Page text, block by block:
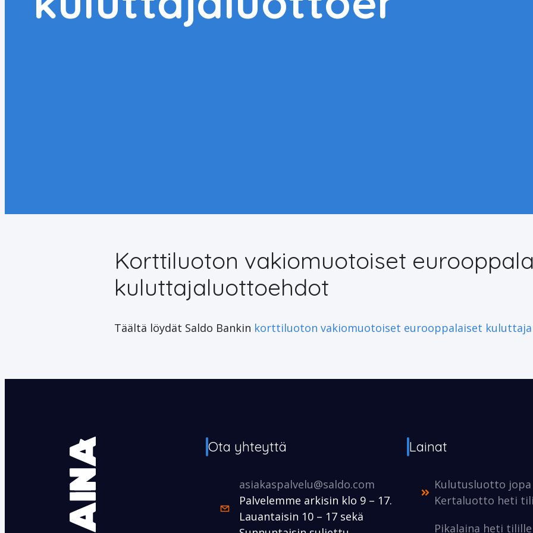
Korttiluoton vakiomuotoiset
kuluttajaluottoehdot
Täältä löydät Saldo Bankin korttiluoton vakiomuotoiset eurooppalaiset
Ota yhteyttä
asiakaspalvelu@saldo.com
Palvelemme arkisin klo 9 – 17.
Lauantaisin 10 – 17 sekä
Lainat
Kulutusluotto jopa
Kertaluotto heti
Pikalaina heti